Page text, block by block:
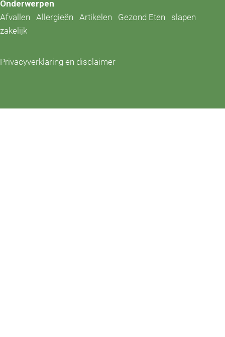
Onderwerpen
Afvallen
Allergieën Artikelen Gezond Eten
slapen
zakelijk
Privacyverklaring en disclaimer